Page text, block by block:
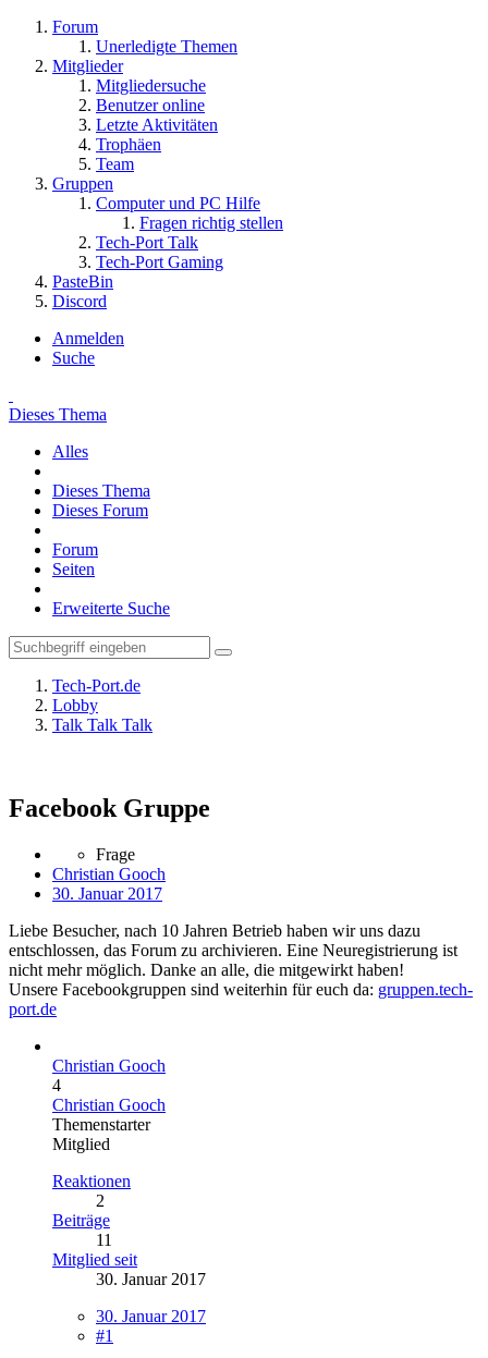
Forum
Unerledigte Themen
Mitglieder
Mitgliedersuche
Benutzer online
Letzte Aktivitäten
Trophäen
Team
Gruppen
Computer und PC Hilfe
Fragen richtig stellen
Tech-Port Talk
Tech-Port Gaming
PasteBin
Discord
Anmelden
Suche
Dieses Thema
Alles
Dieses Thema
Dieses Forum
Forum
Seiten
Erweiterte Suche
Tech-Port.de
Lobby
Talk Talk Talk
Facebook Gruppe
Frage
Christian Gooch
30. Januar 2017
Liebe Besucher, nach 10 Jahren Betrieb haben wir uns dazu
entschlossen, das Forum zu archivieren. Eine Neuregistrierung ist
nicht mehr möglich. Danke an alle, die mitgewirkt haben!
Unsere Facebookgruppen sind weiterhin für euch da: gruppen.tech-
port.de
Christian Gooch
4
Christian Gooch
Themenstarter
Mitglied
Reaktionen
2
Beiträge
11
Mitglied seit
30. Januar 2017
30. Januar 2017
#1